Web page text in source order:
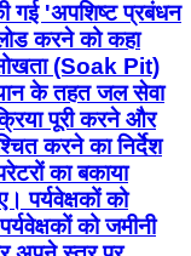
गई 'अपशिष्ट प्रबंधन
करने को कहा
(Soak Pit)
के तहत जल सेवा
पूरी करने और
करने का निर्देश
का बकाया
पर्यवेक्षकों को
को जमीनी